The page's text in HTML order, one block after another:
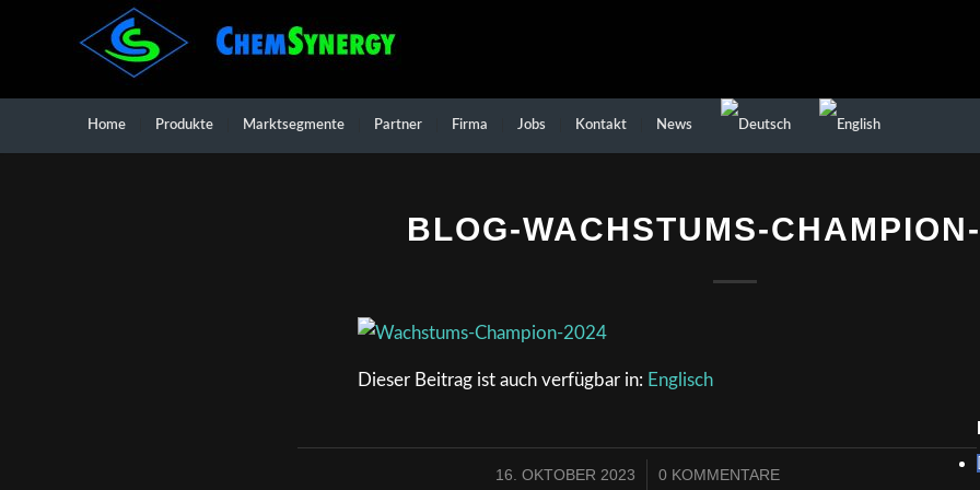
Home Produkte Marktsegmente Partner Firma Jobs Kontakt News
BLOG-WACHSTUMS-
Dieser Beitrag ist auch verfügbar in: Englisch
16. OKTOBER 2023
/ 0 KOMMENTARE